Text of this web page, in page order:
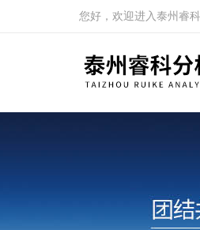
您好，欢迎进入泰州睿